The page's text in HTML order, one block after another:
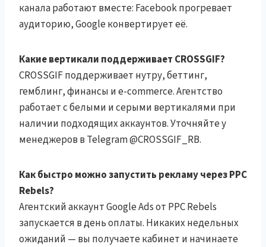
канала работают вместе: Facebook прогревает
аудиторию, Google конвертирует её.
Какие вертикали поддерживает CROSSGIF?
CROSSGIF поддерживает нутру, беттинг,
гемблинг, финансы и e-commerce. Агентство
работает с белыми и серыми вертикалями при
наличии подходящих аккаунтов. Уточняйте у
менеджеров в Telegram @CROSSGIF_RB.
Как быстро можно запустить рекламу через PPC
Rebels?
Агентский аккаунт Google Ads от PPC Rebels
запускается в день оплаты. Никаких недельных
ожиданий — вы получаете кабинет и начинаете